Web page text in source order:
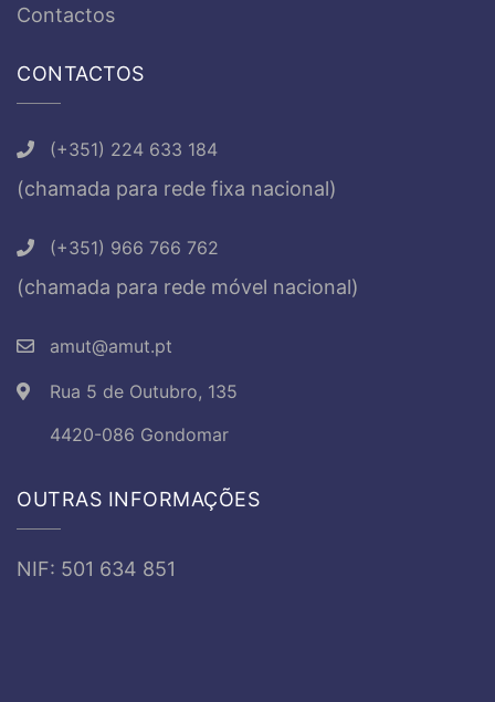
Contactos
CONTACTOS
(+351) 224 633 184
(chamada para rede fixa nacional)
(+351) 966 766 762
(chamada para rede móvel nacional)
amut@amut.pt
Rua 5 de Outubro, 135
4420-086 Gondomar
OUTRAS INFORMAÇÕES
NIF: 501 634 851